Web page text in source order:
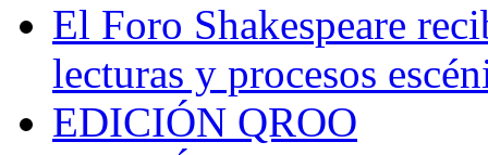
El Foro Shakespeare
lecturas y procesos
EDICIÓN QROO